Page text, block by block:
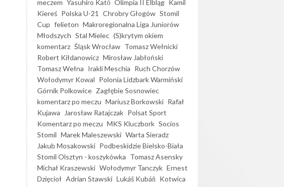
meczem Yasuhiro Katō Olimpia II Elbląg Kamil
Kiereś Polska U-21 Chrobry Głogów Stomil
Cup felieton Makroregionalna Liga Juniorów
Młodszych Stal Mielec (S)krytym okiem
komentarz Śląsk Wrocław Tomasz Wełnicki
Robert Kiłdanowicz Mirosław Jabłoński
Tomasz Wełna Irakli Meschia Ruch Chorzów
Wołodymyr Kowal Polonia Lidzbark Warmiński
Górnik Polkowice Zagłębie Sosnowiec
komentarz po meczu Mariusz Borkowski Rafał
Kujawa
Jarosław Ratajczak Polsat Sport
Komentarz po meczu MKS Kluczbork Socios
Stomil Marek Maleszewski Warta Sieradz
Jakub Mosakowski Podbeskidzie Bielsko-Biała
Stomil Olsztyn - koszykówka Tomasz Asensky
Michał Kraszewski Wołodymyr Tanczyk Ernest
Dzięcioł Adrian Stawski Lukáš Kubáň Kotwica